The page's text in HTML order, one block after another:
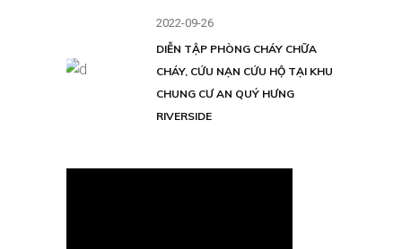
2022-09-26
DIỄN TẬP PHÒNG CHÁY CHỮA
CHÁY, CỨU NẠN CỨU HỘ TẠI KHU
CHUNG CƯ AN QUÝ HƯNG
RIVERSIDE